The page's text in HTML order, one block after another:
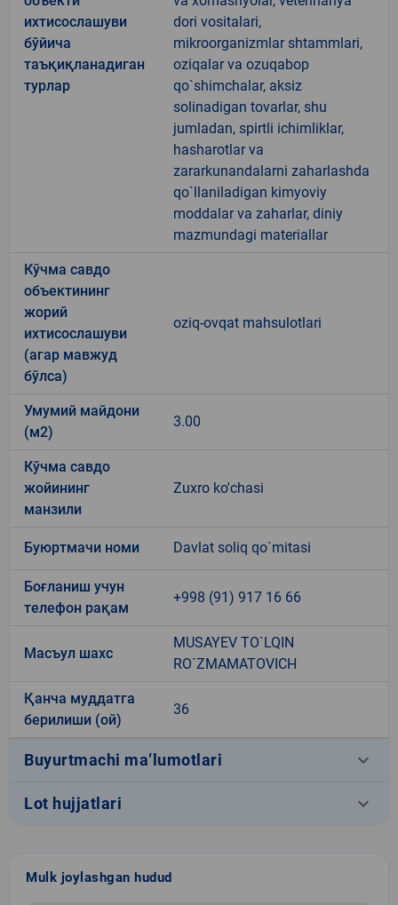
ихтисослашуви
бўйича
таъқиқланадиган
турлар
dori vositalari,
mikroorganizmlar shtammlari,
oziqalar va ozuqabop
qo`shimchalar, aksiz
solinadigan tovarlar, shu
jumladan, spirtli ichimliklar,
hasharotlar va
zararkunandalarni zaharlashda
qo`llaniladigan kimyoviy
moddalar va zaharlar, diniy
mazmundagi materiallar
Кўчма савдо
объектининг
жорий
ихтисослашуви
(агар мавжуд
бўлса)
oziq-ovqat mahsulotlari
Умумий майдони
(м2)
3.00
Кўчма савдо
жойининг
манзили
Zuxro ko'chasi
Буюртмачи номи Davlat soliq qo`mitasi
Боғланиш учун
телефон рақам
+998 (91) 917 16 66
Масъул шахс
MUSAYEV TO`LQIN
RO`ZMAMATOVICH
Қанча муддатга
берилиши (ой)
36
Buyurtmachi ma’lumotlari keyboard_arrow_down
Lot hujjatlari keyboard_arrow_down
Mulk joylashgan hudud